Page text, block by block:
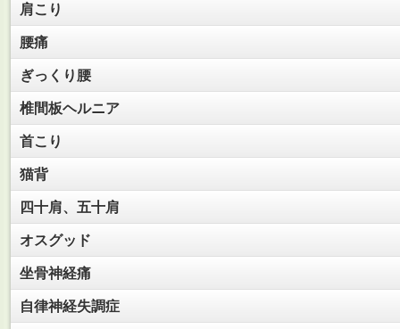
肩こり
腰痛
ぎっくり腰
椎間板ヘルニア
首こり
猫背
四十肩、五十肩
オスグッド
坐骨神経痛
自律神経失調症